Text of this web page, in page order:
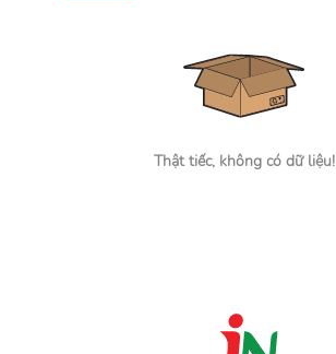
Thật tiếc, không có dữ liệu!